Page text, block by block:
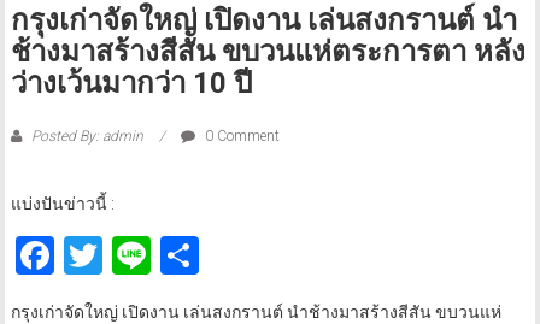
กรุงเก่าจัดใหญ่ เปิดงาน เล่นสงกรานต์ นำ
ช้างมาสร้างสีสัน ขบวนแห่ตระการตา หลัง
ว่างเว้นมากว่า 10 ปี
Posted By: admin 0 Comment
แบ่งปันข่าวนี้ :
Facebook
Twitter
LineShare
กรุงเก่าจัดใหญ่ เปิดงาน เล่นสงกรานต์ นำช้างมาสร้างสีสัน ขบวนแห่